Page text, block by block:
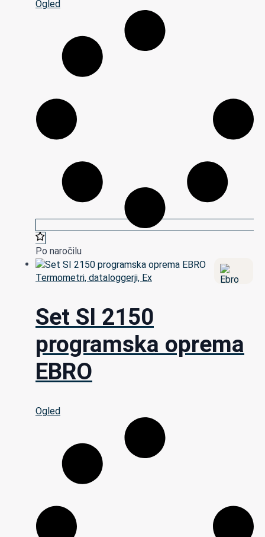
Ogled
Po naročilu
Termometri, dataloggerji, Ex
Set SI 2150
programska oprema
EBRO
Ogled